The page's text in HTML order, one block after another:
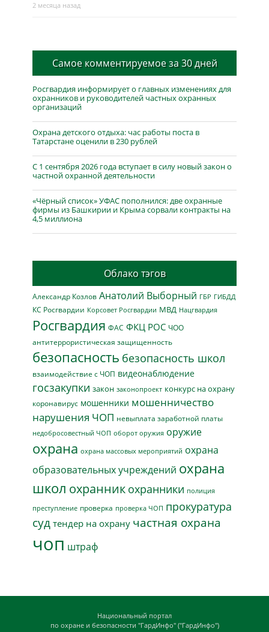
2 месяца назад
Самое комментируемое за 30 дней
Росгвардия информирует о главных изменениях для
охранников и руководителей частных охранных
организаций
Охрана детского отдыха: час работы поста в
Татарстане оценили в 230 рублей
С 1 сентября 2026 года вступает в силу новый закон о
частной охранной деятельности
«Чёрный список» УФАС пополнился: две охранные
фирмы из Башкирии и Крыма сорвали контракты на
4,5 миллиона
Облако тэгов
Александр Козлов Анатолий Выборный ГБР ГИБДД
КС Росгвардии Корсовет Росгвардии МВД Нацгвардия
Росгвардия ФАС ФКЦ РОС ЧОО
антитеррористическая защищенность
безопасность безопасность школ
взаимодействие с ЧОП видеонаблюдение
госзакупки закон законопроект конкурс на охрану
коронавирус мошенники мошенничество
нарушения ЧОП невыплата заработной платы
недобросовестный ЧОП оборот оружия оружие
охрана охрана массовых мероприятий охрана
образовательных учреждений охрана
школ охранник охранники полиция
преступление проверка проверка ЧОП прокуратура
суд тендер на охрану частная охрана
чоп штраф
Национальный портал
по охране и безопасности "ГардИнфо" ("ГардИнфо")